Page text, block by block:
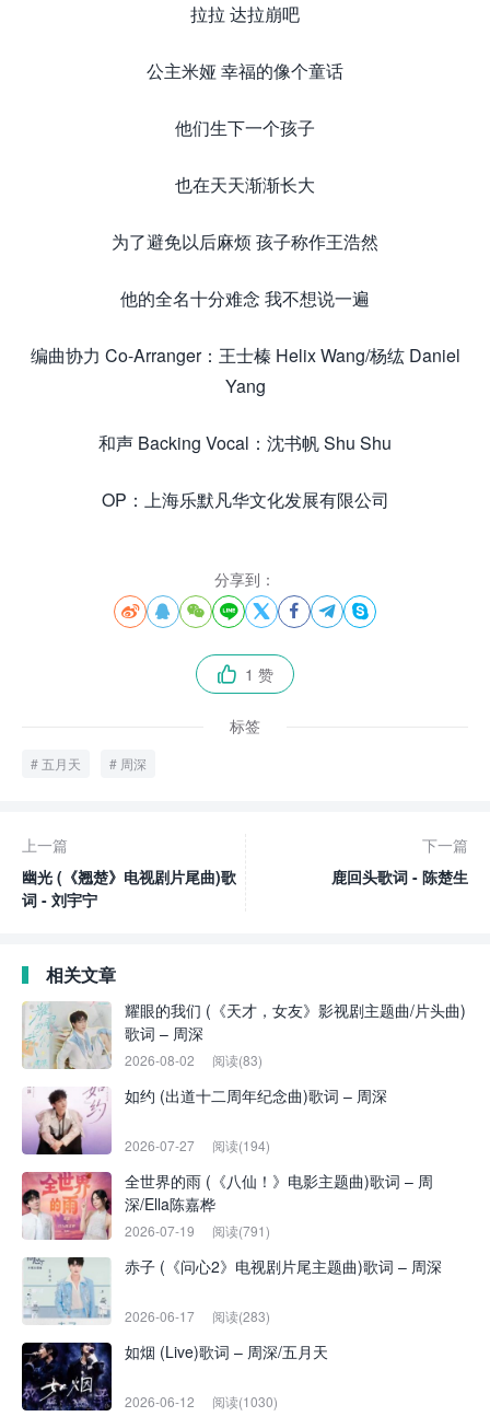
拉拉 达拉崩吧
公主米娅 幸福的像个童话
他们生下一个孩子
也在天天渐渐长大
为了避免以后麻烦 孩子称作王浩然
他的全名十分难念 我不想说一遍
编曲协力 Co-Arranger：王士榛 Helix Wang/杨纮 Daniel
Yang
和声 Backing Vocal：沈书帆 Shu Shu
OP：上海乐默凡华文化发展有限公司
分享到：
       
 1 赞
标签
五月天 周深
上一篇
幽光 (《翘楚》电视剧片尾曲)歌
词 - 刘宇宁
下一篇
鹿回头歌词 - 陈楚生
相关文章
耀眼的我们 (《天才，女友》影视剧主题曲/片头曲)
歌词 – 周深
2026-08-02 阅读(83)
如约 (出道十二周年纪念曲)歌词 – 周深
2026-07-27 阅读(194)
全世界的雨 (《八仙！》电影主题曲)歌词 – 周
深/Ella陈嘉桦
2026-07-19 阅读(791)
赤子 (《问心2》电视剧片尾主题曲)歌词 – 周深
2026-06-17 阅读(283)
如烟 (Live)歌词 – 周深/五月天
2026-06-12 阅读(1030)